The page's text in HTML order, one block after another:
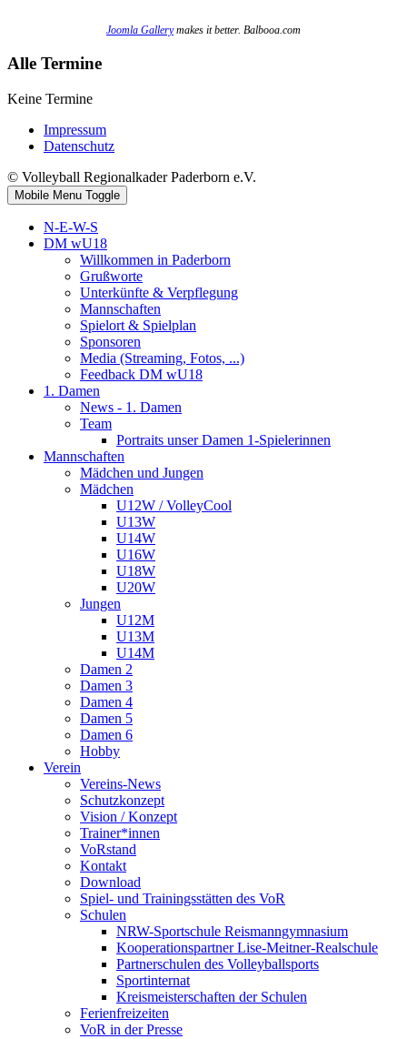
Joomla Gallerymakes it better. Balbooa.com
Alle Termine
Keine Termine
Impressum
Datenschutz
© Volleyball Regionalkader Paderborn e.V.
Mobile Menu Toggle
N-E-W-S
DM wU18
Willkommen in Paderborn
Grußworte
Unterkünfte & Verpflegung
Mannschaften
Spielort & Spielplan
Sponsoren
Media (Streaming, Fotos, ...)
Feedback DM wU18
1. Damen
News - 1. Damen
Team
Portraits unser Damen 1-Spielerinnen
Mannschaften
Mädchen und Jungen
Mädchen
U12W / VolleyCool
U13W
U14W
U16W
U18W
U20W
Jungen
U12M
U13M
U14M
Damen 2
Damen 3
Damen 4
Damen 5
Damen 6
Hobby
Verein
Vereins-News
Schutzkonzept
Vision / Konzept
Trainer*innen
VoRstand
Kontakt
Download
Spiel- und Trainingsstätten des VoR
Schulen
NRW-Sportschule Reismanngymnasium
Kooperationspartner Lise-Meitner-Realschule
Partnerschulen des Volleyballsports
Sportinternat
Kreismeisterschaften der Schulen
Ferienfreizeiten
VoR in der Presse